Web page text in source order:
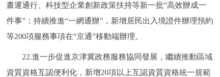
晝運通行、科技型企業創新政策扶持等新一批“高效辦成一
件事”；持續推進“一網通辦”，新增居民出入境證件辦理預約
等200項服務事項在“京通”移動端辦理。
22.進一步促進京津冀政務服務協同發展，繼續推動區域
資質資格互認便利化，新增20項以上互認資質資格統一規範